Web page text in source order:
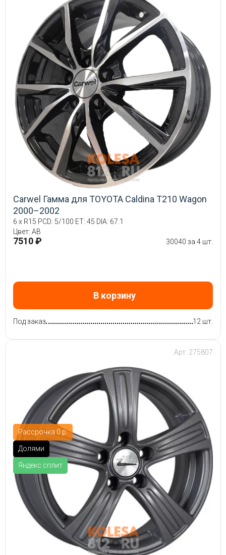
Carwel Гамма для TOYOTA Caldina T210 Wagon
2000–2002
6 x R15 PCD: 5/100 ET: 45 DIA: 67.1
Цвет: AB
7510 ₽ 30040 за 4 шт.
В корзину
Под заказ 12 шт.
Рассрочка 0 р.
Долями
Яндекс.сплит
Арт: 275807